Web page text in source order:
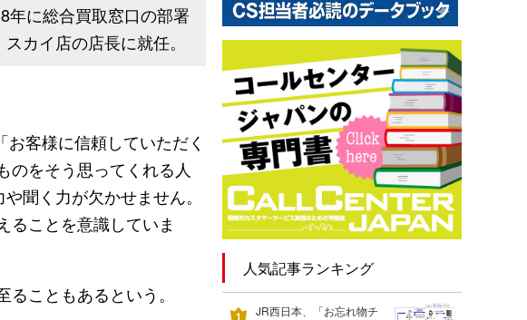
年に総合買取窓口の部署
カイ店の店長に就任。
客様に信頼していただく
のをそう思ってくれる人
聞く力が欠かせません。
ることを意識していま
こともあるという。
人気記事ランキング
JR西日本、「お忘れ物チ